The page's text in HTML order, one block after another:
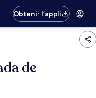
Obtenir l’appli
de